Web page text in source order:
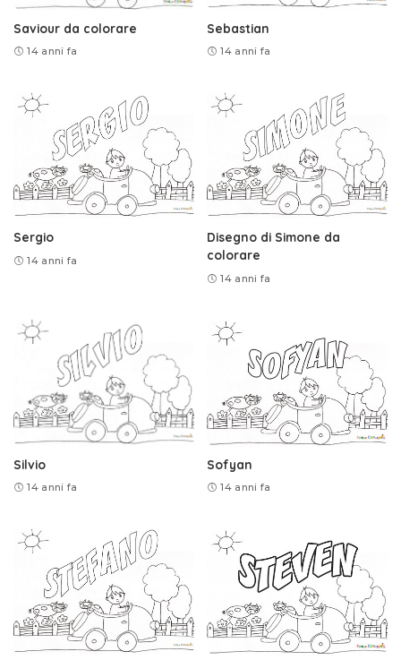
Saviour da colorare
14 anni fa
Sebastian
14 anni fa
Sergio
14 anni fa
Disegno di Simone da
colorare
14 anni fa
Silvio
14 anni fa
Sofyan
14 anni fa